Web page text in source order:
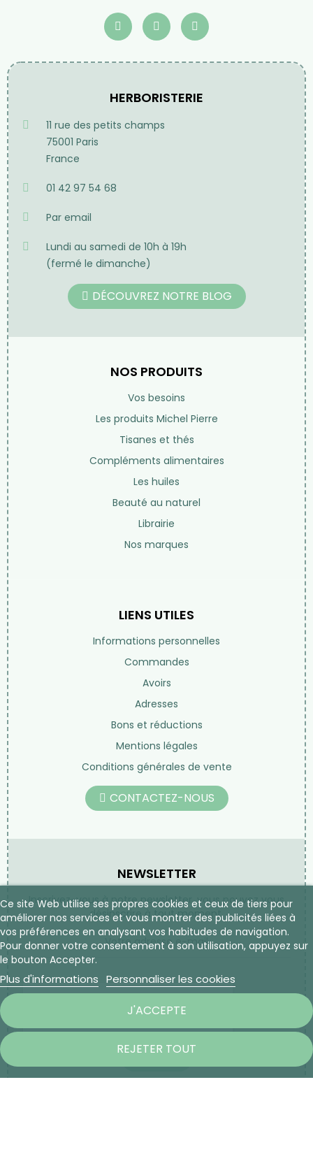
Ce site Web utilise ses propres cookies et ceux de tiers pour
améliorer nos services et vous montrer des publicités liées à
vos préférences en analysant vos habitudes de navigation.
Pour donner votre consentement à son utilisation, appuyez sur
le bouton Accepter.
Plus d'informations Personnaliser les cookies
REJETER TOUT
J'ACCEPTE
HERBORISTERIE
11 rue des petits champs
75001 Paris
France
01 42 97 54 68
Par email
Lundi au samedi de 10h à 19h
(fermé le dimanche)
DÉCOUVREZ NOTRE BLOG
NOS PRODUITS
Vos besoins
Les produits Michel Pierre
Tisanes et thés
Compléments alimentaires
Les huiles
Beauté au naturel
Librairie
Nos marques
LIENS UTILES
Informations personnelles
Commandes
Avoirs
Adresses
Bons et réductions
Mentions légales
Conditions générales de vente
CONTACTEZ-NOUS
NEWSLETTER
Inscrivez-vous à notre newsletter, vous pouvez vous
désinscrire à tout moment.
S’ABONNER